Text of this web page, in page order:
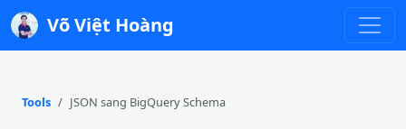
Võ Việt Hoàng
Tools JSON sang BigQuery Schema